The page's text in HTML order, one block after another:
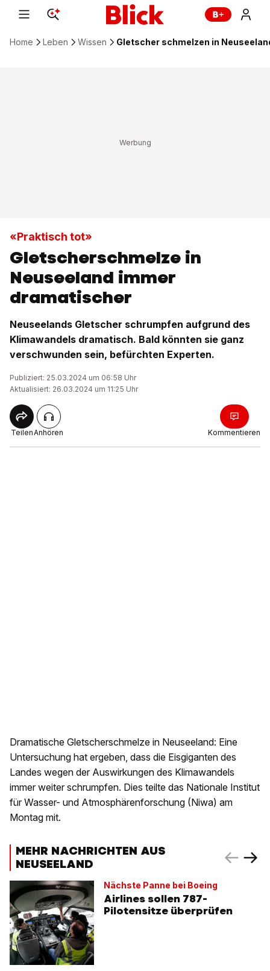
Home Leben Wissen Gletscher schmelzen in
«Praktisch tot»
Gletscherschmelze in
Neuseeland immer
dramatischer
Neuseelands Gletscher schrumpfen aufgrund des
Klimawandels dramatisch. Bald könnten sie ganz
verschwunden sein, befürchten Experten.
Publiziert: 25.03.2024 um 06:58 Uhr
Aktualisiert: 26.03.2024 um 11:25 Uhr
TeilenAnhören Kommentieren
Dramatische Gletscherschmelze in Neuseeland: Eine
Untersuchung hat ergeben, dass die Eisgiganten des
Landes wegen der Auswirkungen des Klimawandels
immer weiter schrumpfen. Dies teilte das Nationale Institut
für Wasser- und Atmosphärenforschung (Niwa) am
Montag mit.
MEHR NACHRICHTEN AUS
NEUSEELAND
Nächste Panne bei Boeing
Airlines sollen 787-
Pilotensitze überprüfen